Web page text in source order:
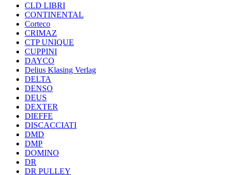
CLD LIBRI
CONTINENTAL
Corteco
CRIMAZ
CTP UNIQUE
CUPPINI
DAYCO
Delius Klasing Verlag
DELTA
DENSO
DEUS
DEXTER
DIEFFE
DISCACCIATI
DMD
DMP
DOMINO
DR
DR PULLEY